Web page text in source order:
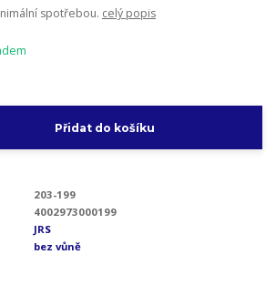
spotřebou. celý popis
Přidat do košíku
203-199
4002973000199
JRS
bez vůně